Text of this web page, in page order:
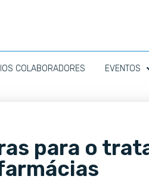
COLABORADORES EVENTOS
para o